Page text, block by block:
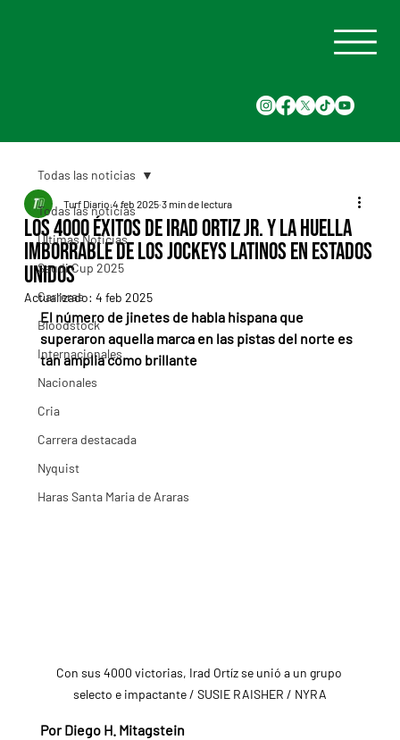
Todas las noticias
Últimas Noticias
Saudi Cup 2025
Carreras
Bloodstock
Internacionales
Nacionales
Cria
Carrera destacada
Nyquist
Haras Santa Maria de Araras
Todas las noticias
Los 4000 éxitos de Irad Ortiz Jr. y la huella
imborrable de los jockeys latinos en Estados
Unidos
Turf Diario 4 feb 2025 3 min de lectura
Actualizado: 4 feb 2025
El número de jinetes de habla hispana que
superaron aquella marca en las pistas del norte es
tan amplia como brillante
Con sus 4000 victorias, Irad Ortíz se unió a un grupo
selecto e impactante / SUSIE RAISHER / NYRA
Por Diego H. Mitagstein